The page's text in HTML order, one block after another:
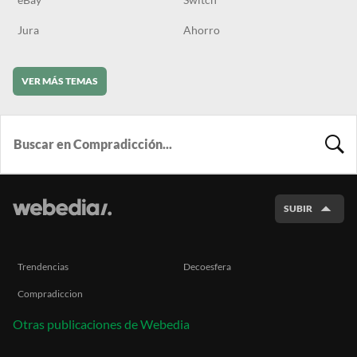
Jura Ahorro
VER MÁS TEMAS
SUBIR
Trendencias Decoesfera
Compradiccion
Otras publicaciones de Webedia